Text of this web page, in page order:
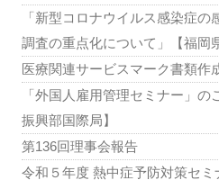
「新型コロナウイルス感染症
調査の重点化について」【福岡
医療関連サービスマーク書類作
「外国人雇用管理セミナー」
振興部国際局】
第136回理事会報告
令和５年度 熱中症予防対策セ